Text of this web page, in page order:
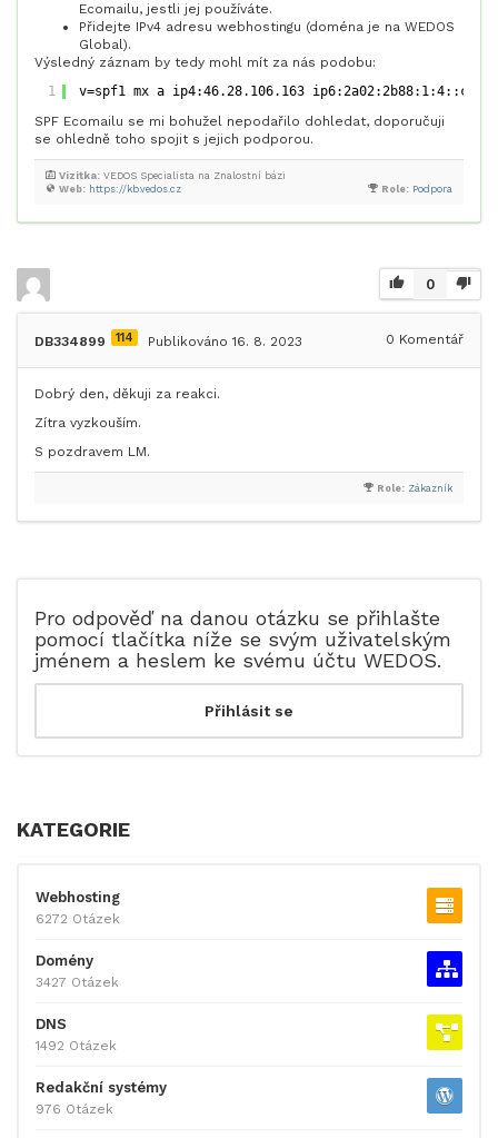
Ecomailu, jestli jej používáte.
Přidejte IPv4 adresu webhostingu (doména je na WEDOS
Global).
Výsledný záznam by tedy mohl mít za nás podobu:
1
v=spf1 mx a ip4:46.28.106.163 ip6:2a02:2b88:1:4::cb
SPF Ecomailu se mi bohužel nepodařilo dohledat, doporučuji
se ohledně toho spojit s jejich podporou.
Role: Podpora
Web: https://kb.vedos.cz
Vizitka: VEDOS Specialista na Znalostní bázi
0
DB334899 114 Publikováno 16. 8. 2023 0 Komentář
Dobrý den, děkuji za reakci.
Zítra vyzkouším.
S pozdravem LM.
Role: Zákazník
Pro odpověď na danou otázku se přihlašte
pomocí tlačítka níže se svým uživatelským
jménem a heslem ke svému účtu WEDOS.
KATEGORIE
Webhosting
6272 Otázek
Domény
3427 Otázek
DNS
1492 Otázek
Redakční systémy
976 Otázek